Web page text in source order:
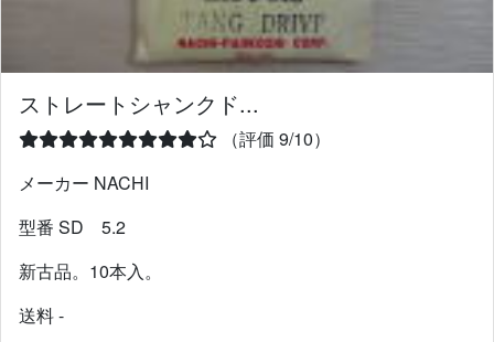
ストレートシャンクド...
（評価 9/10）
メーカー NACHI
型番 SD 5.2
新古品。10本入。
送料 -